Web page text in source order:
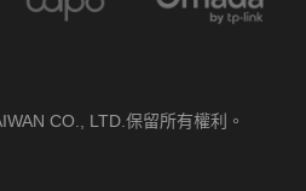
CO., LTD.保留所有權利。